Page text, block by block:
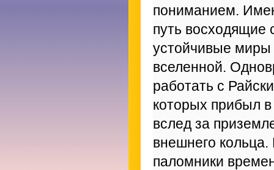
пониманием.
путь восходящие
устойчивые миры
вселенной.
работать с
которых прибыл
вслед за
внешнего
паломники